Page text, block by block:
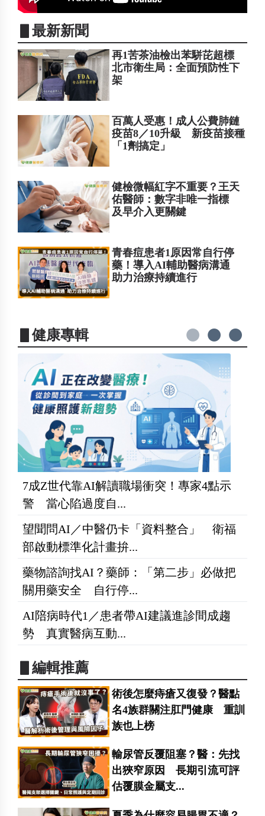
▋最新新聞
再1苦茶油檢出苯駢芘超標
北市衛生局：全面預防性下
架
百萬人受惠！成人公費肺鏈
疫苗8／10升級 新疫苗接種
「1劑搞定」
健檢微幅紅字不重要？王天
佑醫師：數字非唯一指標
及早介入更關鍵
青春痘患者1原因常自行停
藥！導入AI輔助醫病溝通
助力治療持續進行
▋健康專輯
7成Z世代靠AI解讀職場衝突！專家4點示
警 當心陷過度自...
望聞問AI／中醫仍卡「資料整合」 衛福
部啟動標準化計畫拚...
藥物諮詢找AI？藥師：「第二步」必做把
關用藥安全 自行停...
AI陪病時代1／患者帶AI建議進診間成趨
勢 真實醫病互動...
▋編輯推薦
術後怎麼痔瘡又復發？醫點
名4族群關注肛門健康 重訓
族也上榜
輸尿管反覆阻塞？醫：先找
出狹窄原因 長期引流可評
估覆膜金屬支...